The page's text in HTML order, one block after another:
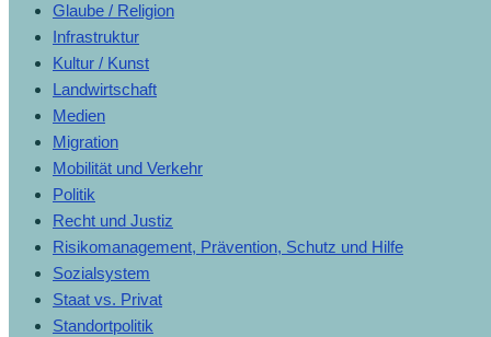
Glaube / Religion
Infrastruktur
Kultur / Kunst
Landwirtschaft
Medien
Migration
Mobilität und Verkehr
Politik
Recht und Justiz
Risikomanagement, Prävention, Schutz und Hilfe
Sozialsystem
Staat vs. Privat
Standortpolitik